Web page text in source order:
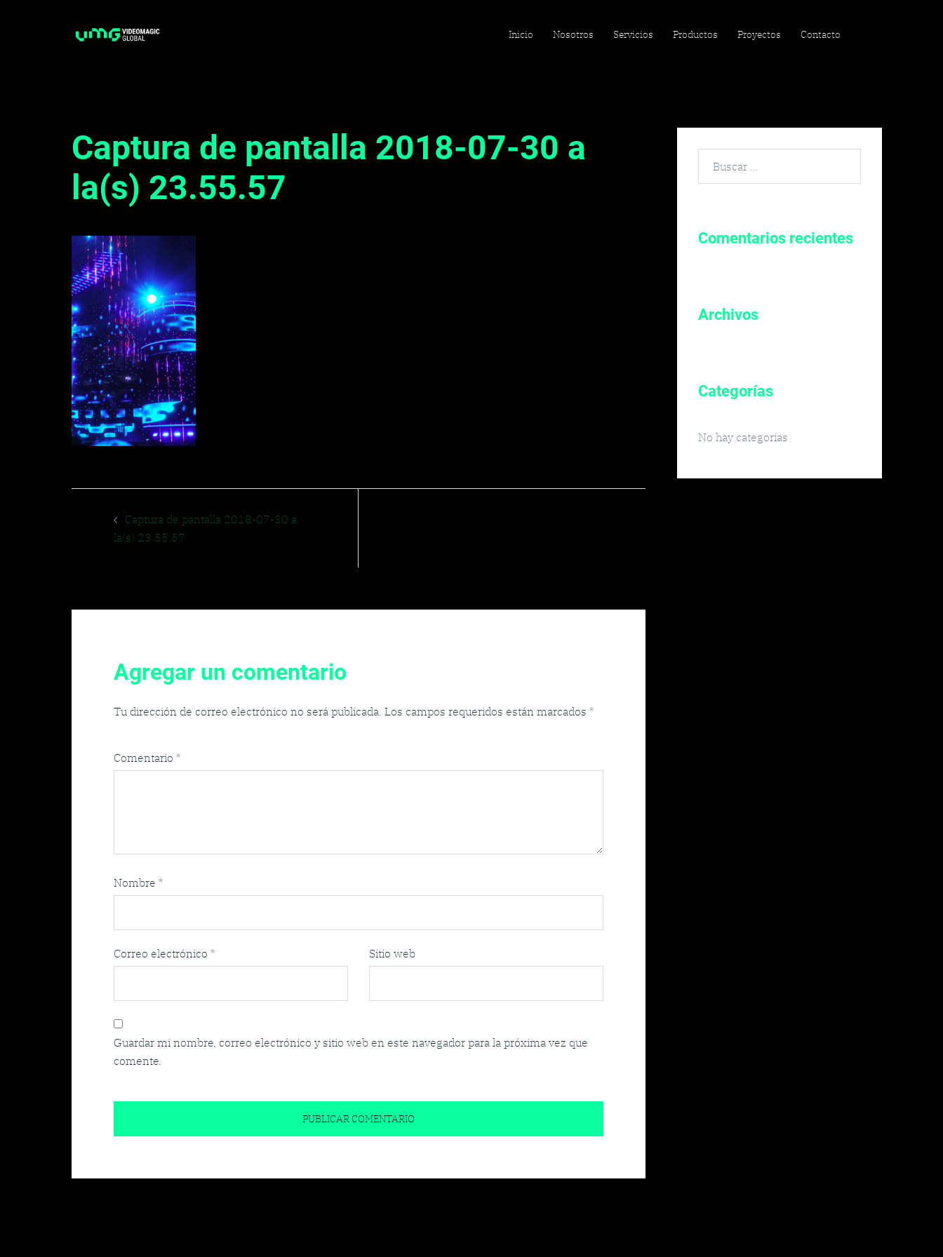
Inicio Nosotros Servicios Productos Proyectos Contacto
Captura de pantalla 2018-07-30 a
la(s) 23.55.57
Captura de pantalla 2018-07-30 a
la(s) 23.55.57
Agregar un comentario
Tu dirección de correo electrónico no será publicada. Los campos requeridos están marcados *
Comentario *
Nombre *
Correo electrónico * Sitio web
Guardar mi nombre, correo electrónico y sitio web en este navegador para la próxima vez que
comente.
por:
Comentarios recientes
Archivos
Categorías
No hay categorías